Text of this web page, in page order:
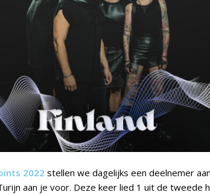
2022 stellen we dagelijks een deelnemer
aan je voor. Deze keer lied 1 uit de tweede